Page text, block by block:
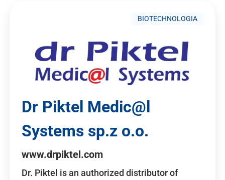
BIOTECHNOLOGIA
Dr Piktel Medic@l
Systems sp.z o.o.
www.drpiktel.com
Dr. Piktel is an authorized distributor of